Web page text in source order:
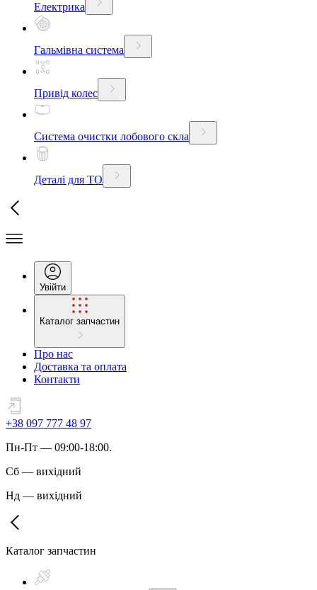
Електрика
Гальмівна система
Привід колес
Система очистки лобового скла
Деталі для ТО
Увійти
Каталог запчастин
Про нас
Доставка та оплата
Контакти
+38 097 777 48 97
Пн-Пт — 09:00-18:00.
Сб — вихідний
Нд — вихідний
Каталог запчастин